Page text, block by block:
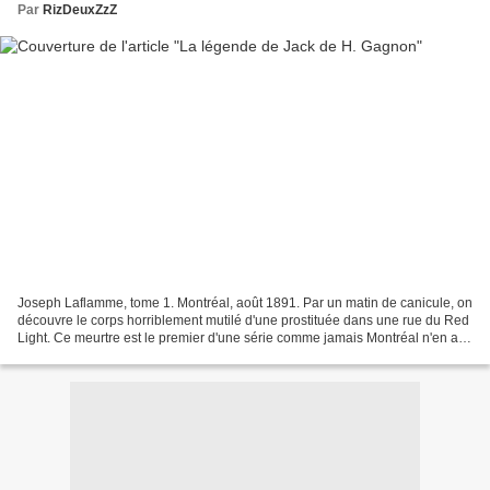
Par RizDeuxZzZ
Joseph Laflamme, tome 1. Montréal, août 1891. Par un matin de canicule, on
découvre le corps horriblement mutilé d'une prostituée dans une rue du Red
Light. Ce meurtre est le premier d'une série comme jamais Montréal n'en a